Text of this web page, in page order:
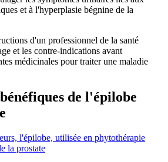
et à l'hyperplasie bégnine de la
d'un professionnel de la santé
et les contre-indications avant
médicinales pour traiter une maladie
de l'épilobe